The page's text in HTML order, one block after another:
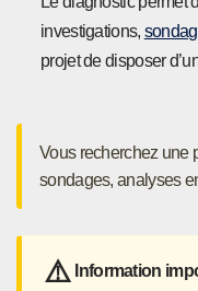
investigations,
projet de disposer
Vous recherchez une
sondages, analyses
⚠️ Information